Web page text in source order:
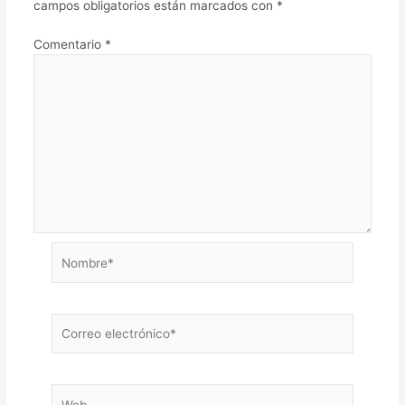
campos obligatorios están marcados con *
Comentario *
electrónico*